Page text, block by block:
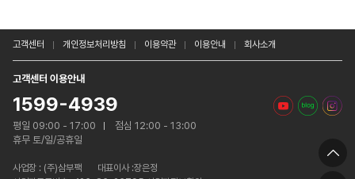
고객센터 개인정보처리방침 이용약관 이용안내 회사소개
고객센터 이용안내
1599-4939
평일 09:00 - 17:00
점심 12:00 - 13:00
휴무 토/일/공휴일
사업장 : (주)삼부팩
대표이사 :장은정